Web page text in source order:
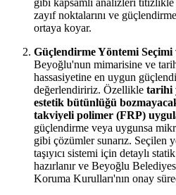
gibi kapsamlı analizleri titizlikle
zayıf noktalarını ve
ortaya koyar.
Güçlendirme Yöntemi
Beyoğlu'nun mimarisine ve
hassasiyetine en uygun
değerlendiririz. Özellikle tarihi
estetik bütünlüğü
takviyeli polimer (FRP)
güçlendirme veya uygunsa
gibi çözümler sunarız. Seçilen
taşıyıcı sistemi için detaylı
hazırlanır ve Beyoğlu
Koruma Kurulları'nın onay